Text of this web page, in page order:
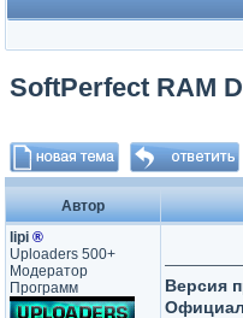
SoftPerfect RAM
Автор
lipi ®
Uploaders 500+
Модератор
Программ
Версия